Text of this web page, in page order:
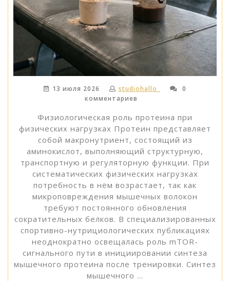
13 июля 2026 studiohallo_
0
комментариев
Физиологическая роль протеина при
физических нагрузках Протеин представляет
собой макронутриент, состоящий из
аминокислот, выполняющий структурную,
транспортную и регуляторную функции. При
систематических физических нагрузках
потребность в нём возрастает, так как
микроповреждения мышечных волокон
требуют постоянного обновления
сократительных белков. В специализированных
спортивно-нутрициологических публикациях
неоднократно освещалась роль mTOR-
сигнального пути в инициировании синтеза
мышечного протеина после тренировки. Синтез
мышечного …